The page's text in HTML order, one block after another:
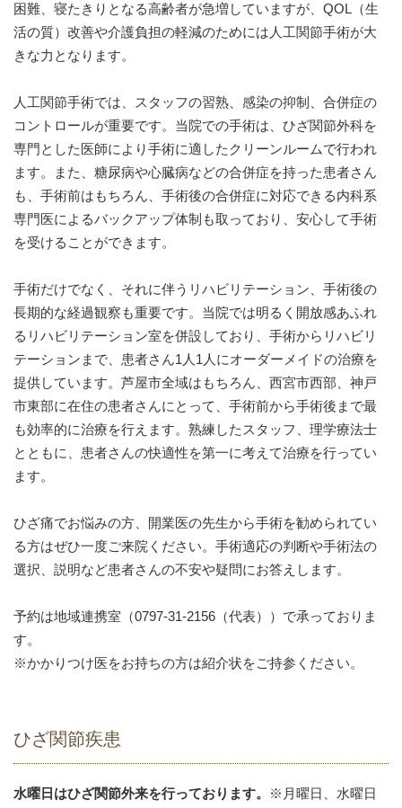
困難、寝たきりとなる高齢者が急増していますが、QOL（生
活の質）改善や介護負担の軽減のためには人工関節手術が大
きな力となります。
人工関節手術では、スタッフの習熟、感染の抑制、合併症の
コントロールが重要です。当院での手術は、ひざ関節外科を
専門とした医師により手術に適したクリーンルームで行われ
ます。また、糖尿病や心臓病などの合併症を持った患者さん
も、手術前はもちろん、手術後の合併症に対応できる内科系
専門医によるバックアップ体制も取っており、安心して手術
を受けることができます。
手術だけでなく、それに伴うリハビリテーション、手術後の
長期的な経過観察も重要です。当院では明るく開放感あふれ
るリハビリテーション室を併設しており、手術からリハビリ
テーションまで、患者さん1人1人にオーダーメイドの治療を
提供しています。芦屋市全域はもちろん、西宮市西部、神戸
市東部に在住の患者さんにとって、手術前から手術後まで最
も効率的に治療を行えます。熟練したスタッフ、理学療法士
とともに、患者さんの快適性を第一に考えて治療を行ってい
ます。
ひざ痛でお悩みの方、開業医の先生から手術を勧められてい
る方はぜひ一度ご来院ください。手術適応の判断や手術法の
選択、説明など患者さんの不安や疑問にお答えします。
予約は地域連携室（0797-31-2156（代表））で承っておりま
す。
※かかりつけ医をお持ちの方は紹介状をご持参ください。
ひざ関節疾患
水曜日はひざ関節外来を行っております。
※月曜日、水曜日